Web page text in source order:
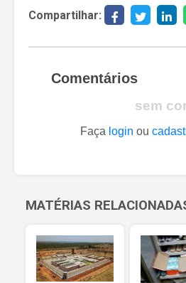
Compartilhar:
Comentários
sem
Faça login ou
MATÉRIAS